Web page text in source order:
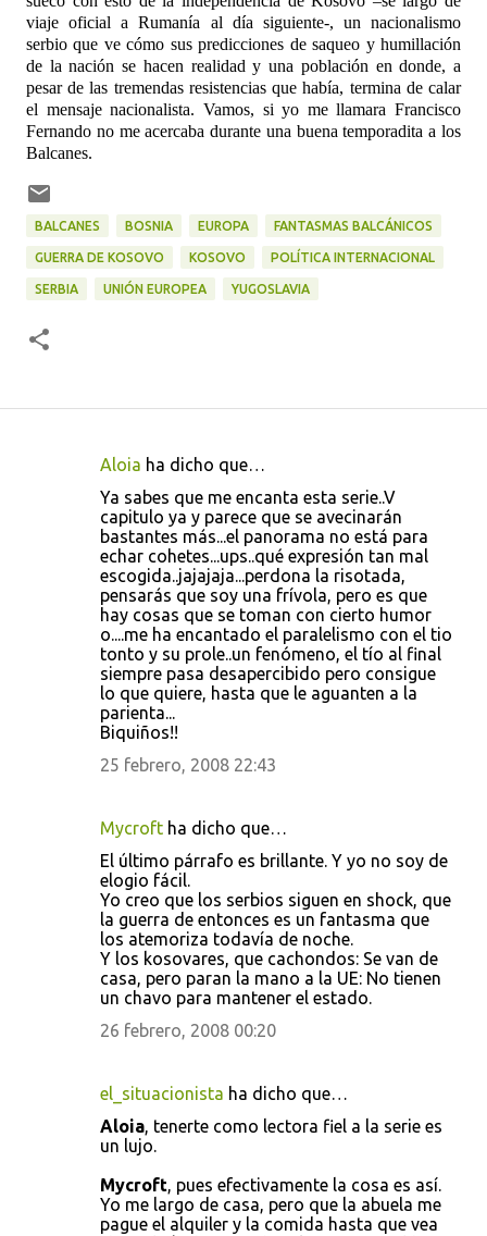
viaje oficial a Rumanía al día siguiente-, un nacionalismo
serbio que ve cómo sus predicciones de saqueo y humillación
de la nación se hacen realidad y una población en donde, a
pesar de las tremendas resistencias que había, termina de calar
el mensaje nacionalista. Vamos, si yo me llamara Francisco
Fernando no me acercaba durante una buena temporadita a los
Balcanes.
BALCANES BOSNIA EUROPA FANTASMAS BALCÁNICOS
GUERRA DE KOSOVO KOSOVO POLÍTICA INTERNACIONAL
SERBIA UNIÓN EUROPEA YUGOSLAVIA
Aloia ha dicho que…
Ya sabes que me encanta esta serie..V
capitulo ya y parece que se avecinarán
bastantes más...el panorama no está para
echar cohetes...ups..qué expresión tan mal
escogida..jajajaja...perdona la risotada,
pensarás que soy una frívola, pero es que
hay cosas que se toman con cierto humor
o....me ha encantado el paralelismo con el tio
tonto y su prole..un fenómeno, el tío al final
siempre pasa desapercibido pero consigue
lo que quiere, hasta que le aguanten a la
parienta...
Biquiños!!
25 febrero, 2008 22:43
Mycroft ha dicho que…
El último párrafo es brillante. Y yo no soy de
elogio fácil.
Yo creo que los serbios siguen en shock, que
la guerra de entonces es un fantasma que
los atemoriza todavía de noche.
Y los kosovares, que cachondos: Se van de
casa, pero paran la mano a la UE: No tienen
un chavo para mantener el estado.
26 febrero, 2008 00:20
el_situacionista ha dicho que…
Aloia, tenerte como lectora fiel a la serie es
un lujo.
Mycroft, pues efectivamente la cosa es así.
Yo me largo de casa, pero que la abuela me
pague el alquiler y la comida hasta que vea